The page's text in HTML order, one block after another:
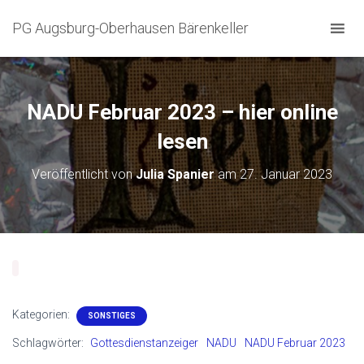
PG Augsburg-Oberhausen Bärenkeller
NADU Februar 2023 – hier online
lesen
Veröffentlicht vonJulia Spanieram27. Januar 2023
Kategorien: SONSTIGES
Schlagwörter: Gottesdienstanzeiger NADU NADU Februar 2023